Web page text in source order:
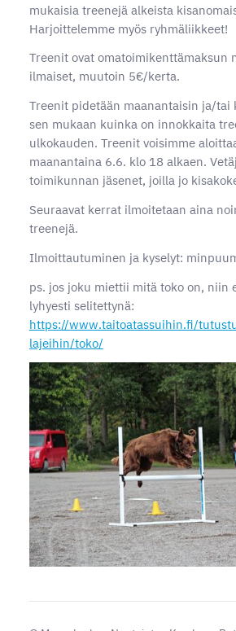
mukaisia treenejä alkeista
Harjoittelemme myös ryhmäliikkeet!
Treenit ovat omatoimikenttämaksun
ilmaiset, muutoin 5€/kerta.
Treenit pidetään maanantaisin ja/tai
sen mukaan kuinka on innokkaita
ulkokauden. Treenit voisimme
maanantaina 6.6. klo 18 alkaen.
toimikunnan jäsenet, joilla jo
Seuraavat kerrat ilmoitetaan aina
treenejä.
Ilmoittautuminen ja kyselyt:
ps. jos joku miettii mitä toko on, niin
lyhyesti selitettynä:
https://www.taitoatassuihin.fi/
lajeihin/toko/